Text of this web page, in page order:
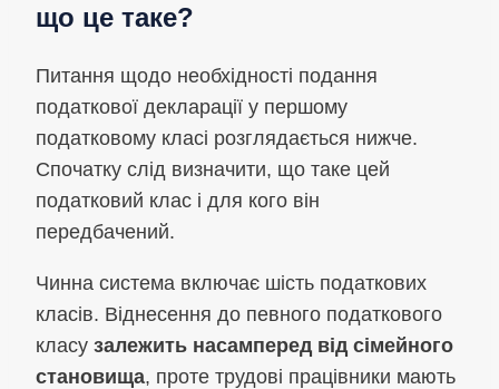
що це таке?
Питання щодо необхідності подання
податкової декларації у першому
податковому класі розглядається нижче.
Спочатку слід визначити, що таке цей
податковий клас і для кого він
передбачений.
Чинна система включає шість податкових
класів. Віднесення до певного податкового
класу залежить насамперед від сімейного
становища, проте трудові працівники мають